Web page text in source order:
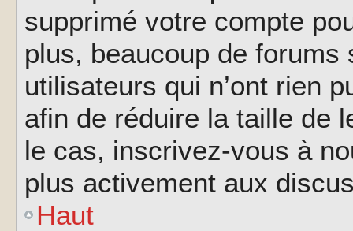
supprimé votre compte
plus, beaucoup de
utilisateurs qui n’ont rien
afin de réduire la taille de
le cas, inscrivez-vous à
plus activement aux
Haut